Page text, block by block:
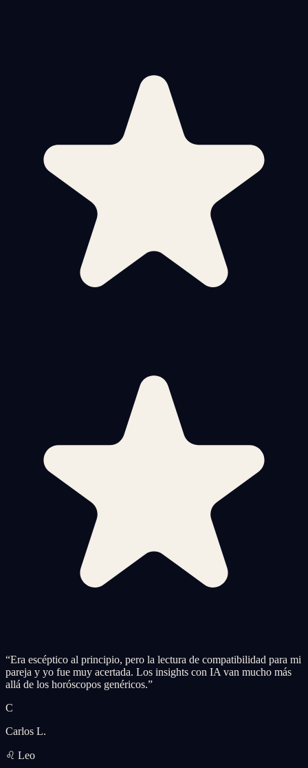
“Era escéptico al principio, pero la lectura de compatibilidad para mi
pareja y yo fue muy acertada. Los insights con IA van mucho más
allá de los horóscopos genéricos.”
C
Carlos L.
♌ Leo